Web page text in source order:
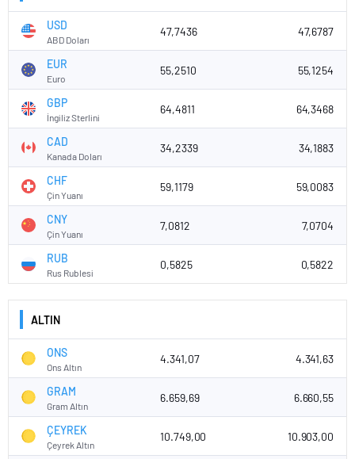
USD
ABD Doları
47,7436 47,6787
EUR
Euro
55,2510 55,1254
GBP
İngiliz Sterlini
64,4811 64,3468
CAD
Kanada Doları
34,2339 34,1883
CHF
Çin Yuanı
59,1179 59,0083
CNY
Çin Yuanı
7,0812 7,0704
RUB
Rus Rublesi
0,5825 0,5822
ALTIN
ONS
Ons Altın
4.341,07 4.341,63
GRAM
Gram Altın
6.659,69 6.660,55
ÇEYREK
Çeyrek Altın
10.749,00 10.903,00